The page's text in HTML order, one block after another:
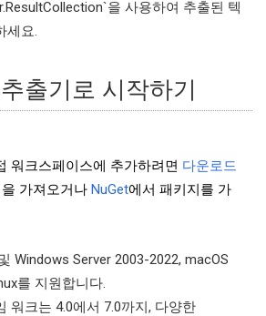
을 사용하여 추출된 텍
세요.
출기로 시작하기
워크스페이스에 추가하려면 다운로드
가져오거나 NuGet에서 패키지를 가
Windows Server 2003-2022, macOS
를 지원합니다.
워크는 4.0에서 7.0까지, 다양한